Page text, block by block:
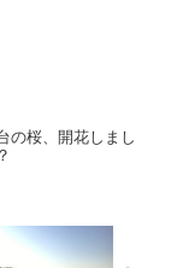
の桜、開花しまし